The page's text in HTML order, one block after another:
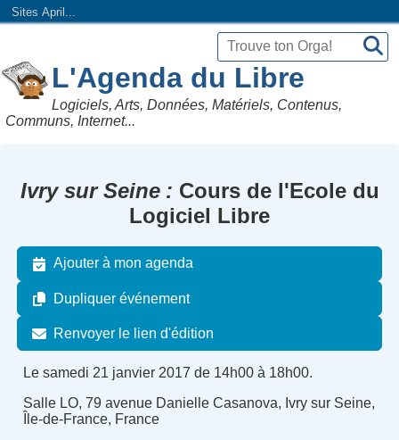
Sites April...
L'Agenda du Libre
Logiciels, Arts, Données, Matériels, Contenus,
Communs, Internet...
Ivry sur Seine
Cours de l'Ecole du
Logiciel Libre
Ajouter à mon agenda
Dupliquer événement
Renvoyer le lien d'édition
Le samedi 21 janvier 2017 de 14h00 à 18h00.
Salle LO, 79 avenue Danielle Casanova, Ivry sur Seine,
Île-de-France, France